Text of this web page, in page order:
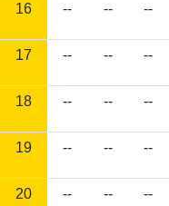
16 -- -- --
17 -- -- --
18 -- -- --
19 -- -- --
20 -- -- --